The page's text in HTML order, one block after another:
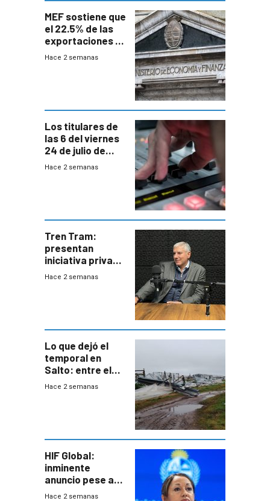
MEF sostiene que
el 22.5% de las
exportaciones a
EE.UU se verán
Hace 2 semanas
Los titulares de
las 6 del viernes
24 de julio de
2026
Hace 2 semanas
Tren Tram:
presentan
iniciativa privada
para una red de
Hace 2 semanas
Lo que dejó el
temporal en
Salto: entre el
impacto
Hace 2 semanas
HIF Global:
inminente
anuncio pese a
declaración de
Hace 2 semanas